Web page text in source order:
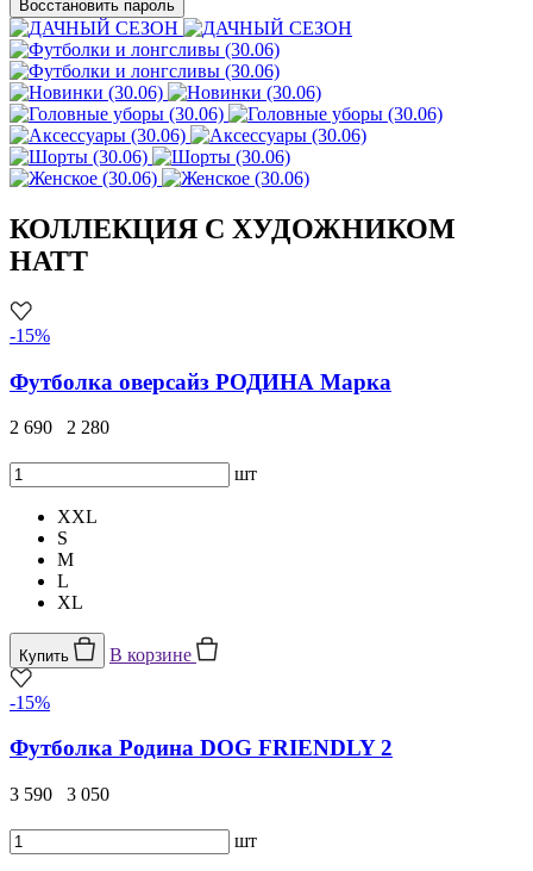
Восстановить пароль
КОЛЛЕКЦИЯ С ХУДОЖНИКОМ
HATT
-15%
Футболка оверсайз РОДИНА Марка
2 690 2 280
шт
XXL
S
M
L
XL
Купить В корзине
-15%
Футболка Родина DOG FRIENDLY 2
3 590 3 050
шт